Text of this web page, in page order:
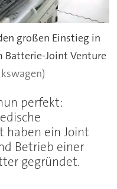
großen Einstieg in
Joint Venture
perfekt:
haben ein Joint
Betrieb einer
gegründet.